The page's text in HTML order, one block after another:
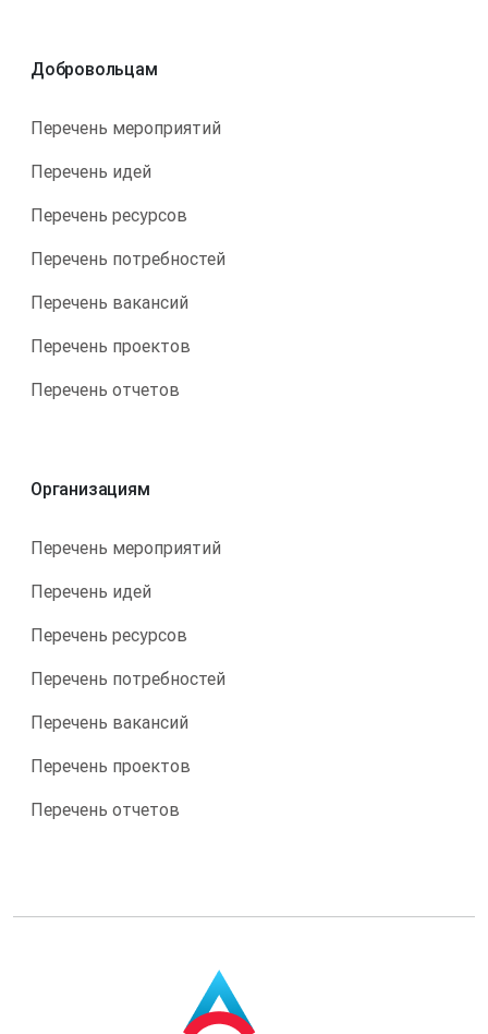
Добровольцам
Перечень мероприятий
Перечень идей
Перечень ресурсов
Перечень потребностей
Перечень вакансий
Перечень проектов
Перечень отчетов
Организациям
Перечень мероприятий
Перечень идей
Перечень ресурсов
Перечень потребностей
Перечень вакансий
Перечень проектов
Перечень отчетов